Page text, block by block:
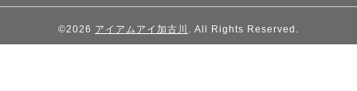
©2026 アイアムアイ加古川 . All Rights Reserved.